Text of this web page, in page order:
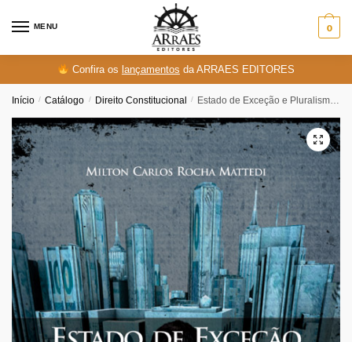
MENU 0
Confira os lançamentos da ARRAES EDITORES
Início / Catálogo / Direito Constitucional / Estado de Exceção e Pluralismo Político